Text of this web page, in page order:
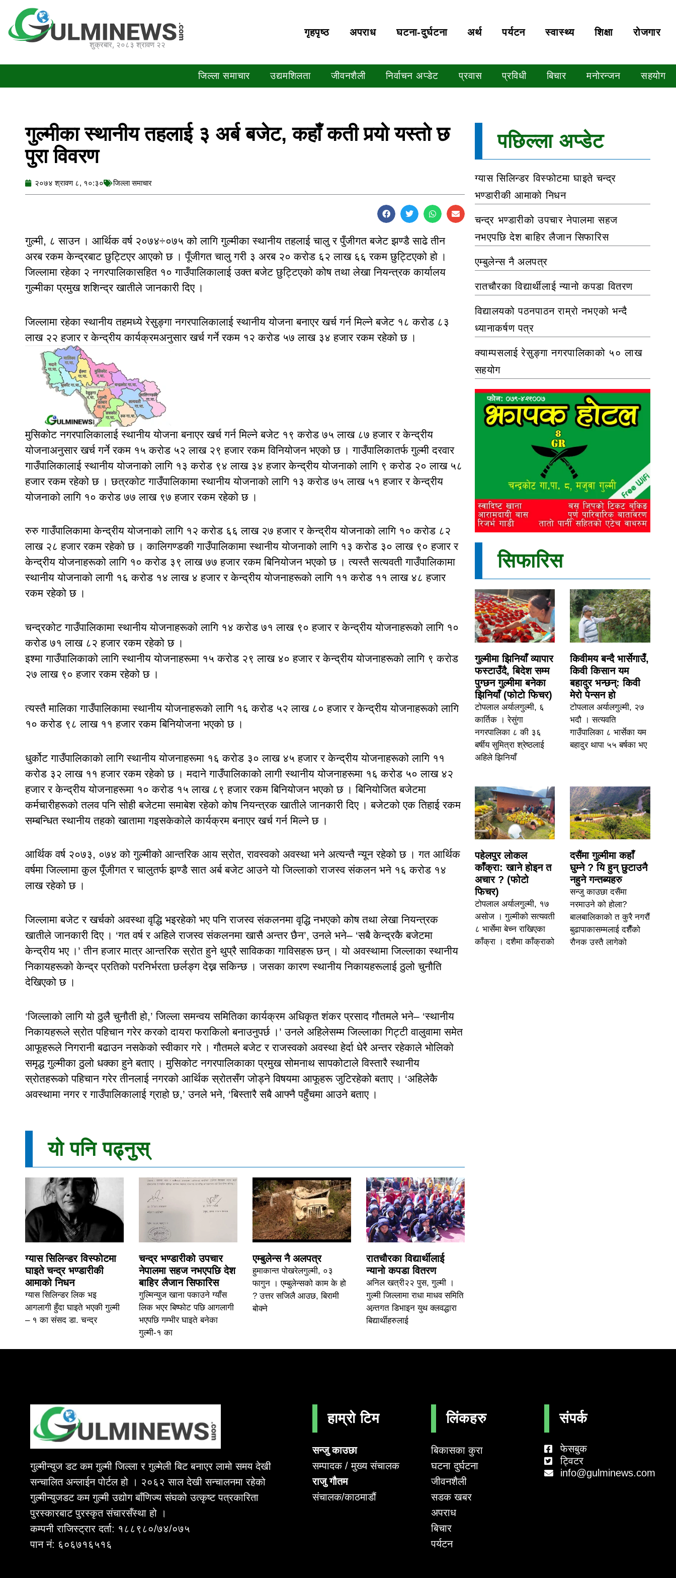
content
शुक्रबार, २०८३ श्रावण २२
गृहपृष्‍ठ अपराध घटना-दुर्घटना अर्थ पर्यटन स्वास्थ्य शिक्षा रोजगार
जिल्ला समाचार उद्यमशिलता जीवनशैली निर्वाचन अप्डेट प्रवास प्रविधी बिचार मनोरन्जन सहयोग
गुल्मीका स्थानीय तहलाई ३ अर्ब बजेट, कहाँ कती पर्‍यो यस्तो छ
पुरा विवरण
२०७४ श्रावण ८, १०:३० जिल्ला समाचार
गुल्मी, ८ साउन । आर्थिक वर्ष २०७४÷०७५ को लागि गुल्मीका स्थानीय तहलाई चालु र पुँजीगत बजेट झण्डै साढे तीन
अरब रकम केन्द्रबाट छुट्टिएर आएको छ । पूँजीगत चालु गरी ३ अरब २० करोड ६२ लाख ६६ रकम छुट्टिएको हो ।
जिल्लामा रहेका २ नगरपालिकासहित १० गाउँपालिकालाई उक्त बजेट छुट्टिएको कोष तथा लेखा नियन्त्रक कार्यालय
गुल्मीका प्रमुख शशिन्द्र खातीले जानकारी दिए ।
जिल्लामा रहेका स्थानीय तहमध्ये रेसुङ्गा नगरपालिकालाई स्थानीय योजना बनाएर खर्च गर्न मिल्ने बजेट १८ करोड ८३
लाख २२ हजार र केन्द्रीय कार्यक्रमअनुसार खर्च गर्ने रकम १२ करोड ५७ लाख ३४ हजार रकम रहेको छ ।
मुसिकोट नगरपालिकालाई स्थानीय योजना बनाएर खर्च गर्न मिल्ने बजेट १९ करोड ७५ लाख ८७ हजार र केन्द्रीय
योजनाअनुसार खर्च गर्ने रकम १५ करोड ५२ लाख २९ हजार रकम विनियोजन भएको छ । गाउँपालिकातर्फ गुल्मी दरवार
गाउँपालिकालाई स्थानीय योजनाको लागि १३ करोड ९४ लाख ३४ हजार केन्द्रीय योजनाको लागि ९ करोड २० लाख ५८
हजार रकम रहेको छ । छत्रकोट गाउँपालिकामा स्थानीय योजनाको लागि १३ करोड ७५ लाख ५१ हजार र केन्द्रीय
योजनाको लागि १० करोड ७७ लाख ९७ हजार रकम रहेको छ ।
रुरु गाउँपालिकामा केन्द्रीय योजनाको लागि १२ करोड ६६ लाख २७ हजार र केन्द्रीय योजनाको लागि १० करोड ८२
लाख २८ हजार रकम रहेको छ । कालिगण्डकी गाउँपालिकामा स्थानीय योजनाको लागि १३ करोड ३० लाख ९० हजार र
केन्द्रीय योजनाहरूको लागि १० करोड ३९ लाख ७७ हजार रकम बिनियोजन भएको छ । त्यस्तै सत्यवती गाउँपालिकामा
स्थानीय योजनाको लागी १६ करोड १४ लाख ४ हजार र केन्द्रीय योजनाहरूको लागि ११ करोड ११ लाख ४८ हजार
रकम रहेको छ ।
चन्द्रकोट गाउँपालिकामा स्थानीय योजनाहरूको लागि १४ करोड ७१ लाख ९० हजार र केन्द्रीय योजनाहरूको लागि १०
करोड ७१ लाख ८२ हजार रकम रहेको छ ।
इश्मा गाउँपालिकाको लागि स्थानीय योजनाहरूमा १५ करोड २९ लाख ४० हजार र केन्द्रीय योजनाहरूको लागि ९ करोड
२७ लाख ९० हजार रकम रहेको छ ।
त्यस्तै मालिका गाउँपालिकामा स्थानीय योजनाहरूको लागि १६ करोड ५२ लाख ८० हजार र केन्द्रीय योजनाहरूको लागि
१० करोड ९८ लाख ११ हजार रकम बिनियोजना भएको छ ।
धुर्कोट गाउँपालिकाको लागि स्थानीय योजनाहरूमा १६ करोड ३० लाख ४५ हजार र केन्द्रीय योजनाहरूको लागि ११
करोड ३२ लाख ११ हजार रकम रहेको छ । मदाने गाउँपालिकाको लागी स्थानीय योजनाहरूमा १६ करोड ५० लाख ४२
हजार र केन्द्रीय योजनाहरूमा १० करोड १५ लाख ८९ हजार रकम बिनियोजन भएको छ । बिनियोजित बजेटमा
कर्मचारीहरूको तलव पनि सोही बजेटमा समाबेश रहेको कोष नियन्त्रक खातीले जानकारी दिए । बजेटको एक तिहाई रकम
सम्बन्धित स्थानीय तहको खातामा गइसकेकोले कार्यक्रम बनाएर खर्च गर्न मिल्ने छ ।
आर्थिक वर्ष २०७३, ०७४ को गुल्मीको आन्तरिक आय स्रोत, रावस्वको अवस्था भने अत्यन्तै न्यून रहेको छ । गत आर्थिक
वर्षमा जिल्लामा कुल पूँजीगत र चालुतर्फ झण्डै सात अर्ब बजेट आउने यो जिल्लाको राजस्व संकलन भने १६ करोड १४
लाख रहेको छ ।
जिल्लामा बजेट र खर्चको अवस्था वृद्धि भइरहेको भए पनि राजस्व संकलनमा वृद्धि नभएको कोष तथा लेखा नियन्त्रक
खातीले जानकारी दिए । ‘गत वर्ष र अहिले राजस्व संकलनमा खासै अन्तर छैन’, उनले भने– ‘सबै केन्द्रकै बजेटमा
केन्द्रीय भए ।’ तीन हजार मात्र आन्तरिक स्रोत हुने थुप्रै साविकका गाविसहरू छन् । यो अवस्थामा जिल्लाका स्थानीय
निकायहरूको केन्द्र प्रतिको परनिर्भरता छर्लङ्ग देख्न सकिन्छ । जसका कारण स्थानीय निकायहरूलाई ठुलो चुनौति
देखिएको छ ।
‘जिल्लाको लागि यो ठुलै चुनौती हो,’ जिल्ला समन्वय समितिका कार्यक्रम अधिकृत शंकर प्रसाद गौतमले भने– ‘स्थानीय
निकायहरूले स्रोत पहिचान गरेर करको दायरा फराकिलो बनाउनुपर्छ ।’ उनले अहिलेसम्म जिल्लाका गिट्टी वालुवामा समेत
आफूहरूले निगरानी बढाउन नसकेको स्वीकार गरे । गौतमले बजेट र राजस्वको अवस्था हेर्दा धेरै अन्तर रहेकाले भोलिको
समृद्ध गुल्मीका ठुलो धक्का हुने बताए । मुसिकोट नगरपालिकाका प्रमुख सोमनाथ सापकोटाले विस्तारै स्थानीय
स्रोतहरूको पहिचान गरेर तीनलाई नगरको आर्थिक स्रोतसँग जोड्ने विषयमा आफूहरू जुटिरहेको बताए । ‘अहिलेकै
अवस्थामा नगर र गाउँपालिकालाई ग्राहो छ,’ उनले भने, ‘बिस्तारै सबै आफ्नै पहुँचमा आउने बताए ।
यो पनि पढ्नुस्
ग्यास सिलिन्डर विस्फोटमा
घाइते चन्द्र भण्डारीकी
आमाको निधन
ग्यास सिलिन्डर लिक भइ
आगलागी हुँदा घाइते भएकी गुल्मी
– १ का संसद डा. चन्द्र
चन्द्र भण्डारीको उपचार
नेपालमा सहज नभएपछि देश
बाहिर लैजान सिफारिस
गुल्मिन्युज खाना पकाउने ग्याँस
लिक भएर बिष्फोट पछि आगलागी
भएपछि गम्भीर घाइते बनेका
गुल्मी-१ का
एम्बुलेन्स नै अलपत्र
हुमाकान्त पोखरेलगुल्मी, ०३
फागुन । एम्बुलेन्सको काम के हो
? उत्तर सजिलै आउछ, बिरामी
बोक्ने
रातचौरका विद्यार्थीलाई
न्यानो कपडा वितरण
अनिल खत्री२२ पुस, गुल्मी ।
गुल्मी जिल्लामा राधा माधव समिति
अन्र्तगत डिभाइन युथ क्लवद्धारा
बिद्यार्थीहरुलाई
पछिल्ला अप्डेट
ग्यास सिलिन्डर विस्फोटमा घाइते चन्द्र
भण्डारीकी आमाको निधन
चन्द्र भण्डारीको उपचार नेपालमा सहज
नभएपछि देश बाहिर लैजान सिफारिस
एम्बुलेन्स नै अलपत्र
रातचौरका विद्यार्थीलाई न्यानो कपडा वितरण
विद्यालयको पठनपाठन राम्रो नभएको भन्दै
ध्यानाकर्षण पत्र
क्याम्पसलाई रेसुङ्गा नगरपालिकाको ५० लाख
सहयोग
सिफारिस
गुल्मीमा झिनियाँ व्यापार
फस्टाउँदै, बिदेश सम्म
पुग्छन गुल्मीमा बनेका
झिनियाँ (फोटो फिचर)
टोपलाल अर्यालगुल्मी, ६
कार्तिक । रेसुंगा
नगरपालिका ८ की ३६
बर्षीय सुमित्रा श्रेष्ठलाई
अहिले झिनियाँ
किवीमय बन्दै भार्सेगाउँ,
किवी किसान यम
बहादुर भन्छन्: किवी
मेरो पेन्सन हो
टोपलाल अर्यालगुल्मी, २७
भदौ । सत्यवति
गाउँपालिका ८ भार्सेका यम
बहादुर थापा ५५ बर्षका भए
पहेलपुर लोकल
काँक्रा: खाने होइन त
अचार ? (फोटो
फिचर)
टोपलाल अर्यालगुल्मी, १७
असोज । गुल्मीको सत्यवती
८ भार्सेमा बेच्न राखिएका
काँक्रा । दशैमा काँक्राको
दसैंमा गुल्मीमा कहाँ
घुम्ने ? यि हुन् छुटाउनै
नहुने गन्तब्यहरु
सन्जु काउछा दसैंमा
नरमाउने को होला?
बालबालिकाको त कुरै नगरौं
बुढापाकासम्मलाई दशैँको
रौनक उस्तै लागेको
गुल्मीन्युज डट कम गुल्मी जिल्ला र गुल्मेली बिट बनाएर लामो समय देखी
सन्चालित अन्लाईन पोर्टल हो । २०६२ साल देखी सन्चालनमा रहेको
गुल्मीन्युजडट कम गुल्मी उद्योग बाँणिज्य संघको उत्कृष्ट पत्रकारिता
पुरस्कारबाट पुरस्कृत संचारसँस्था हो ।
कम्पनी राजिस्ट्रार दर्ता: १८८९८०/७४/०७५
पान नं: ६०६७१६५१६
हाम्रो टिम
सन्जु काउछा
सम्पादक / मुख्य संचालक
राजु गौतम
संचालक/काठमाडौं
लिंकहरु
बिकासका कुरा
घटना दुर्घटना
जीवनशैली
सडक खबर
अपराध
बिचार
पर्यटन
संपर्क
फेसबुक
ट्विटर
info@gulminews.com